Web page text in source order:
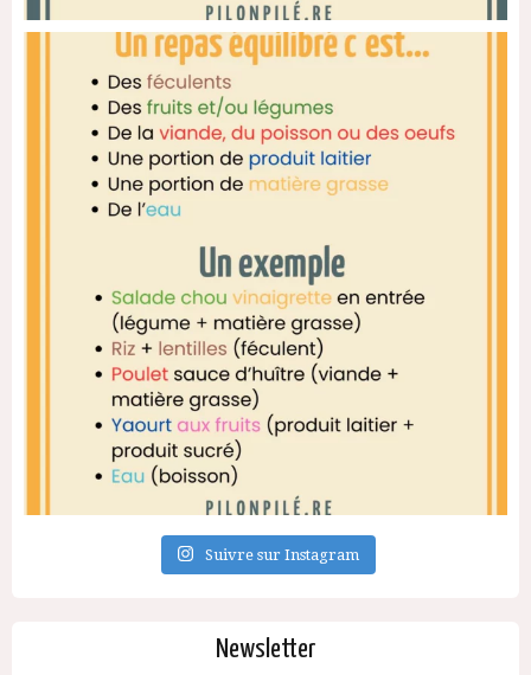
Suivre sur Instagram
Newsletter